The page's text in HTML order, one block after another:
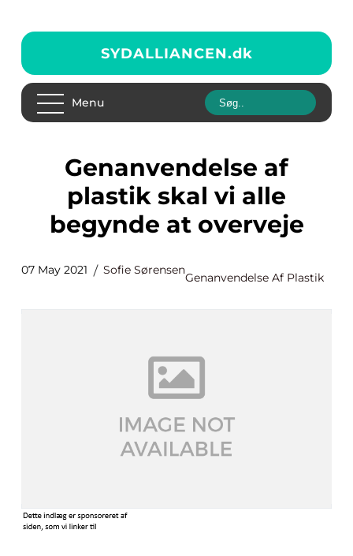
SYDALLIANCEN.dk
Menu
Genanvendelse af
plastik skal vi alle
begynde at overveje
07 May 2021 Sofie Sørensen
Genanvendelse Af Plastik